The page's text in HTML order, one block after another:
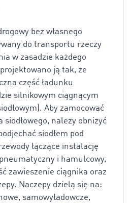
bez własnego
do transportu rzeczy
w zasadzie każdego
ją tak, że
część ładunku
silnikowym ciągnącym
Aby zamocować
siodłowego, należy obniżyć
siodłem pod
łączące instalację
i hamulcowy,
zawieszenie ciągnika oraz
Naczepy dzielą się na:
samowyładowcze,